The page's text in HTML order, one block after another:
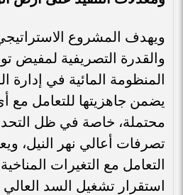
ويهدف المشروع
والقدرة التصريفية لمفيض
المنظومة المائية في إدارة
يضمن جاهزيتها للتعامل مع
محتملة، خاصة في ظل
تصرفات أعالي نهر النيل،
التعامل مع التغيرات
استقرار تشغيل السد العالي